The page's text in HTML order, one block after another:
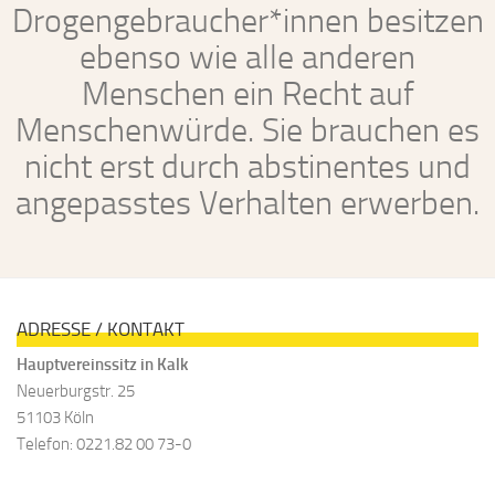
Drogengebraucher*innen besitzen
ebenso wie alle anderen
Menschen ein Recht auf
Menschenwürde. Sie brauchen es
nicht erst durch abstinentes und
angepasstes Verhalten erwerben.
ADRESSE / KONTAKT
Hauptvereinssitz in Kalk
Neuerburgstr. 25
51103 Köln
Telefon: 0221.82 00 73-0